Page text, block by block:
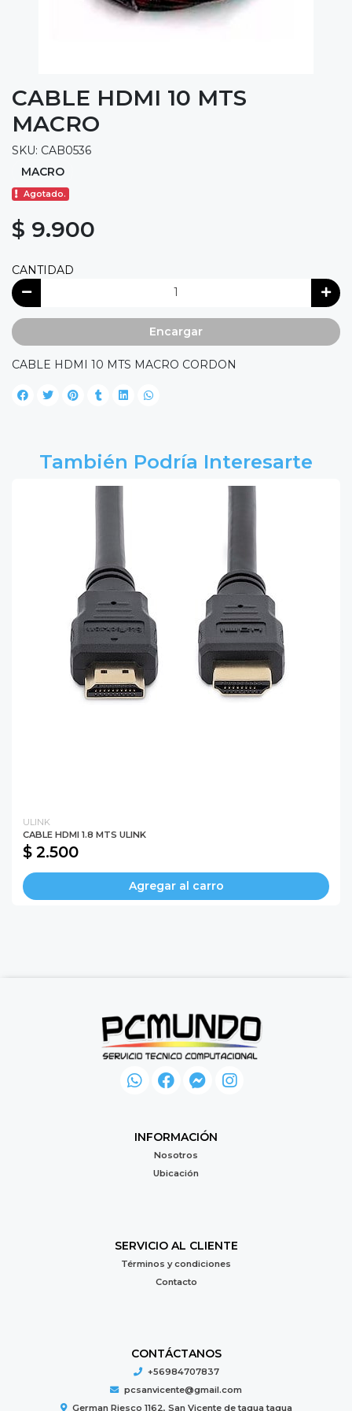
CABLE HDMI 10 MTS
MACRO
SKU: CAB0536
MACRO
Agotado.
$ 9.900
CANTIDAD
Encargar
CABLE HDMI 10 MTS MACRO CORDON
También Podría Interesarte
ULINK
CABLE HDMI 1.8 MTS ULINK
$ 2.500
Agregar al carro
INFORMACIÓN
Nosotros
Ubicación
SERVICIO AL CLIENTE
Términos y condiciones
Contacto
CONTÁCTANOS
+56984707837
pcsanvicente@gmail.com
German Riesco 1162, San Vicente de tagua tagua